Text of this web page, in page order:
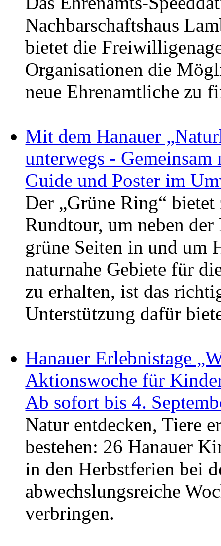
Nachbarschaftshaus
bietet die
Organisationen die
neue Ehrenamtliche zu
Mit dem Hanauer
unterwegs -
Guide und Poster im
Der „Grüne Ring“
Rundtour, um neben
grüne Seiten in und um
naturnahe Gebiete für
zu erhalten, ist das
Unterstützung dafür
Hanauer Erlebnistage
Aktionswoche für
Ab sofort bis 4.
Natur entdecken, Tiere
bestehen: 26 Hanauer
in den Herbstferien bei
abwechslungsreiche
verbringen.